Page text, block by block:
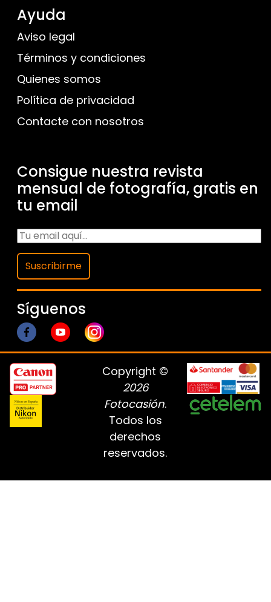
Ayuda
Aviso legal
Términos y condiciones
Quienes somos
Política de privacidad
Contacte con nosotros
Consigue nuestra revista
mensual de fotografía, gratis en
tu email
Suscribirme
Síguenos
Copyright ©
2026
Fotocasión.
Todos los
derechos
reservados.